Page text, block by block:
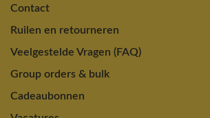
Contact
Ruilen en retourneren
Veelgestelde Vragen (FAQ)
Group orders & bulk
Cadeaubonnen